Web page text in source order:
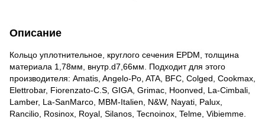
Описание
Кольцо уплотнительное, круглого сечения EPDM, толщина
материала 1,78мм, внутр.d7,66мм. Подходит для этого
производителя: Amatis, Angelo-Po, ATA, BFC, Colged, Cookmax,
Elettrobar, Fiorenzato-C.S, GIGA, Grimac, Hoonved, La-Cimbali,
Lamber, La-SanMarco, MBM-Italien, N&W, Nayati, Palux,
Rancilio, Rosinox, Royal, Silanos, Tecnoinox, Telme, Vibiemme.